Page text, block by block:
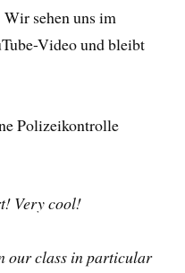
sehen uns im
Video und bleibt
Polizeikontrolle
Very cool!
our class in particular